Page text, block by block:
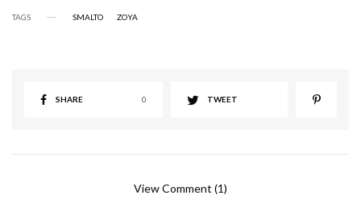
TAGS SMALTO ZOYA
SHARE 0 TWEET
View Comment (1)